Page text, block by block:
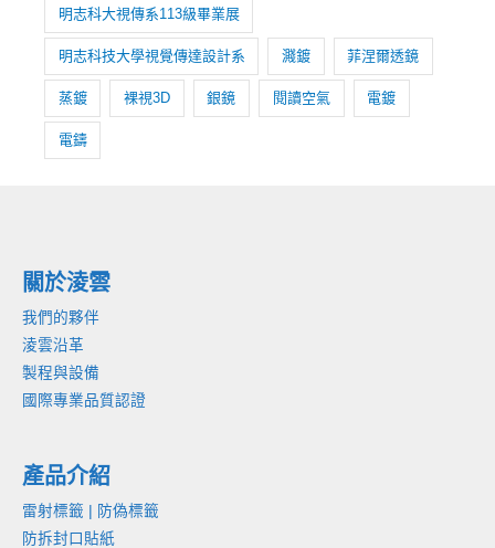
明志科大視傳系113級畢業展
明志科技大學視覺傳達設計系 濺鍍 菲涅爾透鏡
蒸鍍 裸視3D 銀鏡 閱讀空氣 電鍍
電鑄
關於淩雲
我們的夥伴
淩雲沿革
製程與設備
國際專業品質認證
產品介紹
雷射標籤 | 防偽標籤
防拆封口貼紙